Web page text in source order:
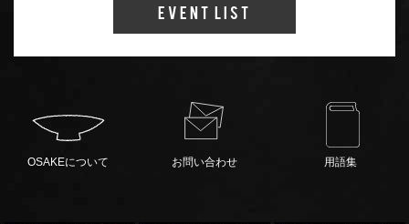
Event List
OSAKEについて お問い合わせ 用語集